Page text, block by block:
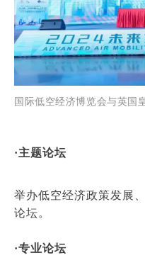
国际低空经济博览会与英国
·主题论坛
举办低空经济政策发展
论坛。
·专业论坛